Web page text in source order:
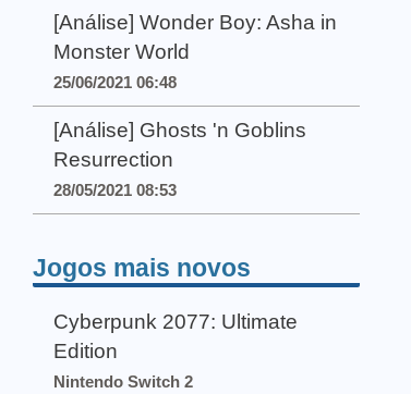
[Análise] Wonder Boy: Asha in
Monster World
25/06/2021 06:48
[Análise] Ghosts 'n Goblins
Resurrection
28/05/2021 08:53
Jogos mais novos
Cyberpunk 2077: Ultimate
Edition
Nintendo Switch 2